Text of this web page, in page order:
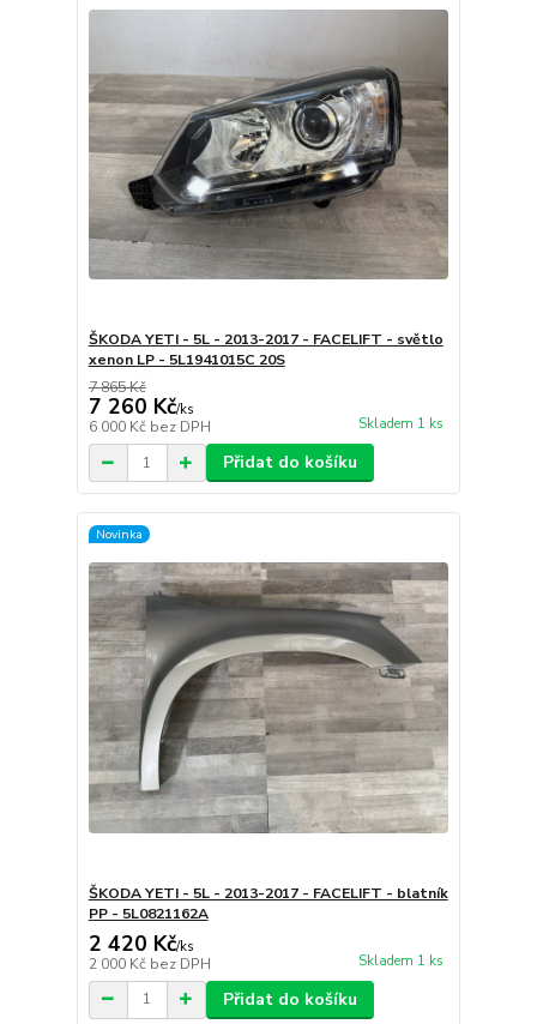
ŠKODA YETI - 5L - 2013-2017 - FACELIFT - světlo
xenon LP - 5L1941015C 20S
7 865 Kč
7 260 Kč/ks
6 000 Kč bez DPH Skladem 1 ks
Přidat do košíku
Novinka
ŠKODA YETI - 5L - 2013-2017 - FACELIFT - blatník
PP - 5L0821162A
2 420 Kč/ks
2 000 Kč bez DPH Skladem 1 ks
Přidat do košíku